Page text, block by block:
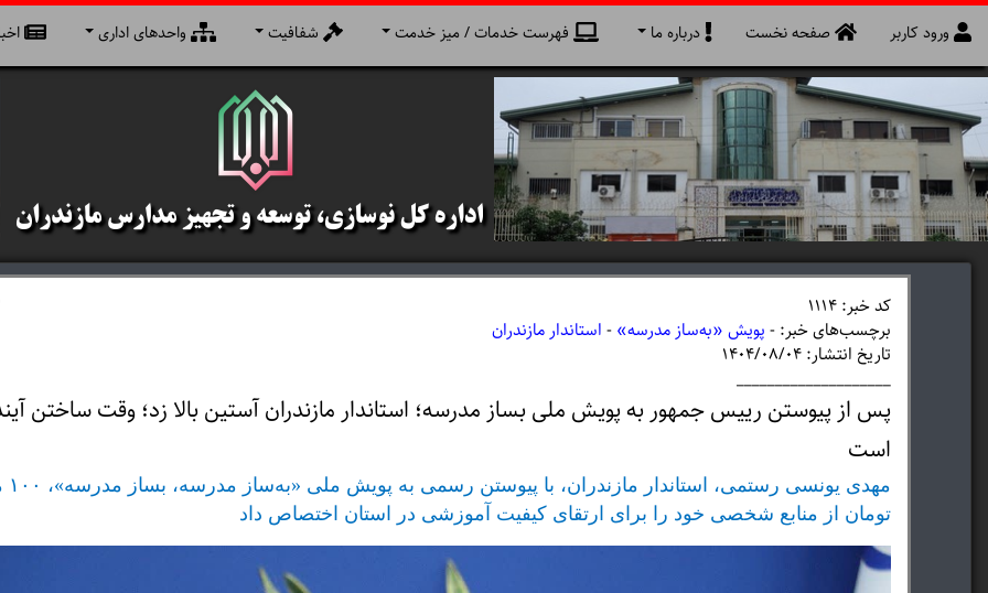
ورود کاربر صفحه نخست درباره ما فهرست خدمات / میز خدمت شفافیت واحدهای اداری
کد خبر: 1114
برچسب‌های خبر: -پویش «به‌ساز مدرسه»-استاندار مازندران
تاریخ انتشار: ۱۴۰۴/۰۸/۰۴
____________________
پس از پیوستن رییس جمهور به پویش ملی بساز مدرسه؛ استاندار مازندران آستین بالا زد؛ وقت ساختن
است
تومان از منابع شخصی خود را برای ارتقای کیفیت آموزشی در استان اختصاص داد